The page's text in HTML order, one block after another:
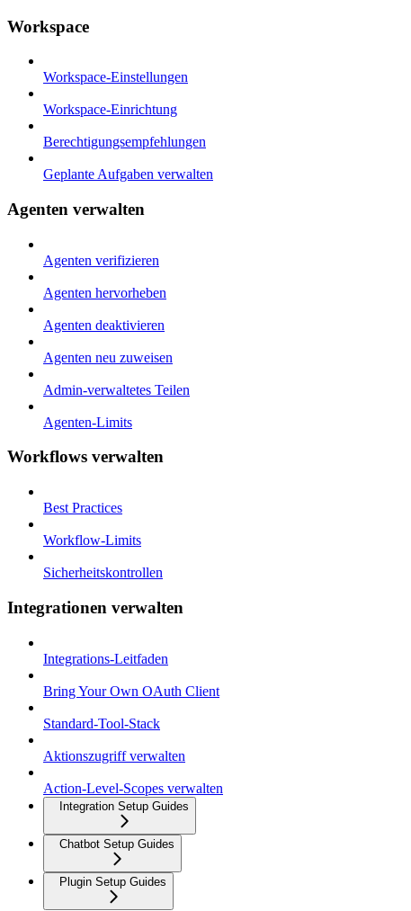
Workspace
Workspace-Einstellungen
Workspace-Einrichtung
Berechtigungsempfehlungen
Geplante Aufgaben verwalten
Agenten verwalten
Agenten verifizieren
Agenten hervorheben
Agenten deaktivieren
Agenten neu zuweisen
Admin-verwaltetes Teilen
Agenten-Limits
Workflows verwalten
Best Practices
Workflow-Limits
Sicherheitskontrollen
Integrationen verwalten
Integrations-Leitfaden
Bring Your Own OAuth Client
Standard-Tool-Stack
Aktionszugriff verwalten
Action-Level-Scopes verwalten
Integration Setup Guides
Chatbot Setup Guides
Plugin Setup Guides